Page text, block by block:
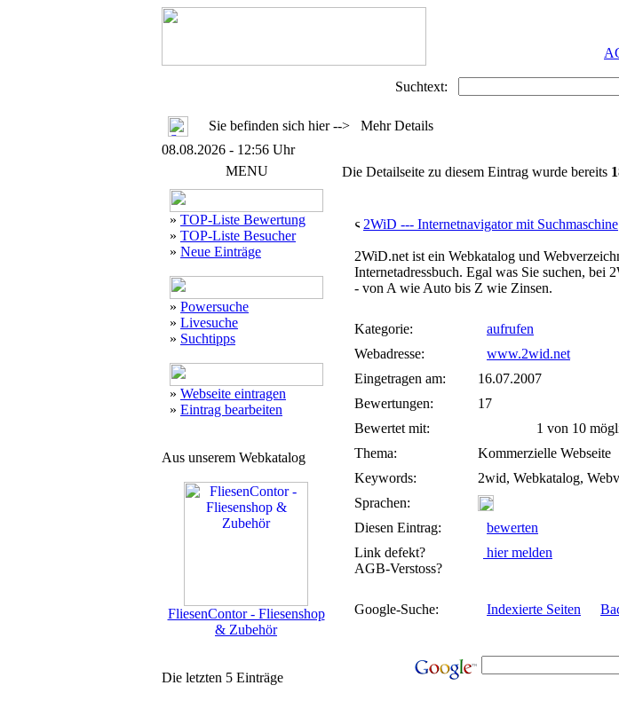
Suchtext:
Sie befinden sich hier --> Mehr Details
08.08.2026 - 12:56 Uhr
MENU
» TOP-Liste Bewertung
» TOP-Liste Besucher
» Neue Einträge
» Powersuche
» Livesuche
» Suchtipps
» Webseite eintragen
» Eintrag bearbeiten
Aus unserem Webkatalog
FliesenContor - Fliesenshop
& Zubehör
Die letzten 5 Einträge
Die Detailseite zu diesem Eintrag wurde bereits
2WiD --- Internetnavigator mit Suchmaschine
2WiD.net ist ein Webkatalog und
Internetadressbuch. Egal was Sie suchen, bei
- von A wie Auto bis Z wie Zinsen.
Kategorie:
aufrufen
Webadresse:
www.2wid.net
Eingetragen am:
16.07.2007
Bewertungen:
17
Bewertet mit:
1 von 10
Thema:
Kommerzielle Webseite
Keywords:
2wid, Webkatalog,
Sprachen:
Diesen Eintrag:
bewerten
Link defekt?
AGB-Verstoss?
hier melden
Google-Suche: Indexierte Seiten